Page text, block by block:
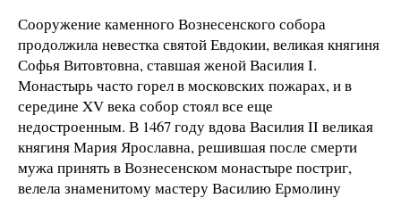
Сооружение каменного Вознесенского собора
продолжила невестка святой Евдокии, великая княгиня
Софья Витовтовна, ставшая женой Василия I.
Монастырь часто горел в московских пожарах, и в
середине XV века собор стоял все еще
недостроенным. В 1467 году вдова Василия II великая
княгиня Мария Ярославна, решившая после смерти
мужа принять в Вознесенском монастыре постриг,
велела знаменитому мастеру Василию Ермолину